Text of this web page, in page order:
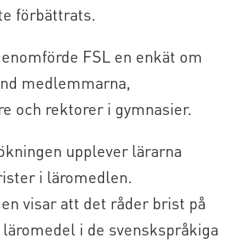
förbättrats.
FSL en enkät om
medlemmarna,
och rektorer i gymnasier.
upplever lärarna
i läromedlen.
visar att det råder brist på
i de svenskspråkiga